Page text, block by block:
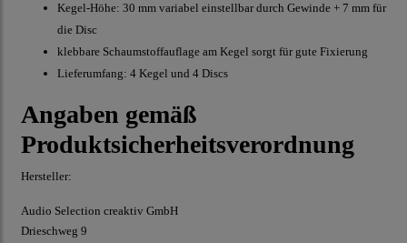
Kegel-Höhe: 30 mm variabel einstellbar durch Gewinde + 7 mm für
die Disc
klebbare Schaumstoffauflage am Kegel sorgt für gute Fixierung
Lieferumfang: 4 Kegel und 4 Discs
Angaben gemäß
Produktsicherheitsverordnung
Hersteller:
Audio Selection creaktiv GmbH
Drieschweg 9